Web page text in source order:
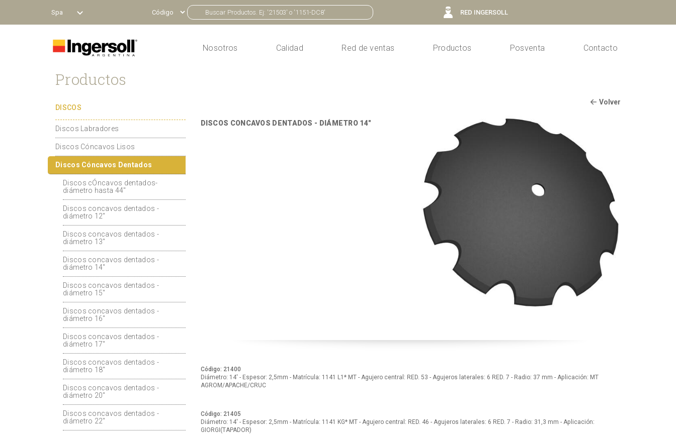
Spa RED INGERSOLL
Nosotros Calidad Red de ventas Productos Posventa Contacto
Productos
DISCOS
Discos Labradores
Discos Cóncavos Lisos
Discos Cóncavos Dentados
Discos cÓncavos dentados-
diámetro hasta 44"
Discos concavos dentados -
diámetro 12"
Discos concavos dentados -
diámetro 13"
Discos concavos dentados -
diámetro 14"
Discos concavos dentados -
diámetro 15"
Discos concavos dentados -
diámetro 16"
Discos concavos dentados -
diámetro 17"
Discos concavos dentados -
diámetro 18"
Discos concavos dentados -
diámetro 20"
Discos concavos dentados -
diámetro 22"
DISCOS CONCAVOS DENTADOS - DIÁMETRO 14"
Volver
Código: 21400
Diámetro: 14' - Espesor: 2,5mm - Matrícula: 1141 L1* MT - Agujero central: RED. 53 - Agujeros laterales: 6 RED. 7 - Radio: 37 mm - Aplicación: MT
AGROM/APACHE/CRUC
Código: 21405
Diámetro: 14' - Espesor: 2,5mm - Matrícula: 1141 KG* MT - Agujero central: RED. 46 - Agujeros laterales: 6 RED. 7 - Radio: 31,3 mm - Aplicación:
GIORGI(TAPADOR)